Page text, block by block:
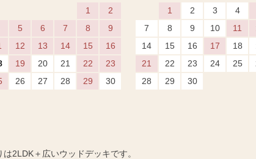
1
2
5 6 7 8
9
12 13 14 15
16
19 20 21 22
23
26 27 28 29
30
1
2 3 4
7
8 9 10 11
14
15 16 17 18
21
22 23 24 25
28
29 30
は2LDK＋広いウッドデッキです。